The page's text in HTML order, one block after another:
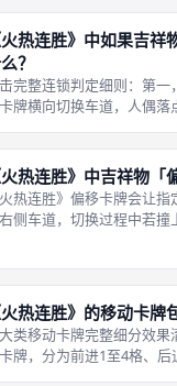
名次。完整名次判定分
赛翻牌过程中，任意吉祥物
火热连胜》中如果吉
？
完整连锁判定细则：第
牌横向切换车道，人偶落
会跨格产生碰撞，同车
惩罚分层规则，若被撞击人
火热连胜》中吉祥物「
火热连胜》偏移卡牌会让
侧车道，切换过程中若撞
，赛场频繁出现火鸡熊换
火热连胜》的移动卡牌
类移动卡牌完整细分效
牌，分为前进1至4格、